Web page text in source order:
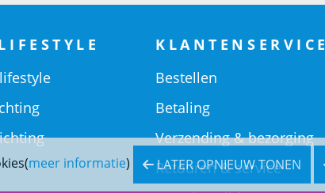
meer informatie) LATER OPNIEUW TONEN
KLANTENSERVICE
Bestellen
Betaling
Verzending & bezorging
Retouren & service